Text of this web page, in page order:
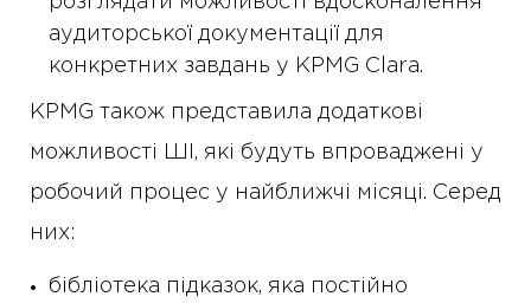
аудиторської документації для
конкретних завдань у KPMG Clara.
KPMG також представила додаткові
можливості ШІ, які будуть впроваджені у
робочий процес у найближчі місяці. Серед
них:
бібліотека підказок, яка постійно